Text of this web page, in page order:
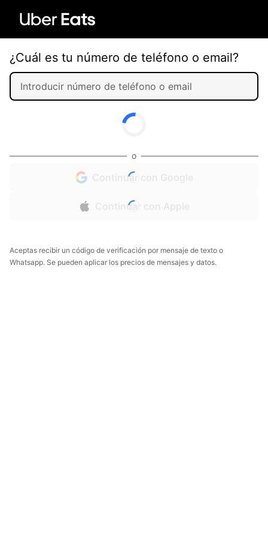
¿Cuál es tu número de teléfono o email?
o
Continuar con Google
Continuar con Apple
Aceptas recibir un código de verificación por mensaje de texto o
Whatsapp. Se pueden aplicar los precios de mensajes y datos.